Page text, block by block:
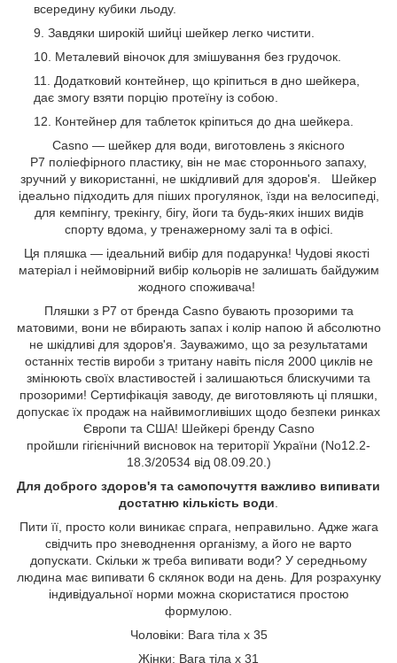
всередину кубики льоду.
Завдяки широкій шийці шейкер легко чистити.
Металевий віночок для змішування без грудочок.
Додатковий контейнер, що кріпиться в дно шейкера,
дає змогу взяти порцію протеїну із собою.
Контейнер для таблеток кріпиться до дна шейкера.
Casno — шейкер для води, виготовлень з якісного
P7 поліефірного пластику, він не має стороннього запаху,
зручний у використанні, не шкідливий для здоров'я. Шейкер
ідеально підходить для піших прогулянок, їзди на велосипеді,
для кемпінгу, трекінгу, бігу, йоги та будь-яких інших видів
спорту вдома, у тренажерному залі та в офісі.
Ця пляшка — ідеальний вибір для подарунка! Чудові якості
матеріал і неймовірний вибір кольорів не залишать байдужим
жодного споживача!
Пляшки з Р7 от бренда Casno бувають прозорими та
матовими, вони не вбирають запах і колір напою й абсолютно
не шкідливі для здоров'я. Зауважимо, що за результатами
останніх тестів вироби з тритану навіть після 2000 циклів не
змінюють своїх властивостей і залишаються блискучими та
прозорими! Сертифікація заводу, де виготовляють ці пляшки,
допускає їх продаж на найвимогливіших щодо безпеки ринках
Європи та США! Шейкері бренду Casno
пройшли гігієнічний висновок на території України (No12.2-
18.3/20534 від 08.09.20.)
Для доброго здоров'я та самопочуття важливо випивати
достатню кількість води
Пити її, просто коли виникає спрага, неправильно. Адже жага
свідчить про зневоднення організму, а його не варто
допускати. Скільки ж треба випивати води? У середньому
людина має випивати 6 склянок води на день. Для розрахунку
індивідуальної норми можна скористатися простою
формулою.
Чоловіки: Вага тіла х 35
Жінки: Вага тіла х 31